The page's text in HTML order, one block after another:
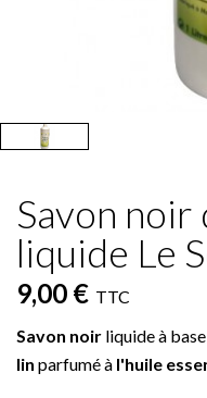
Savon
liquide Le
9,00 € TTC
Savon noir liquide à base
lin parfumé à l'huile